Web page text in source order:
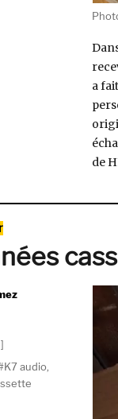
a
de
K7 audio